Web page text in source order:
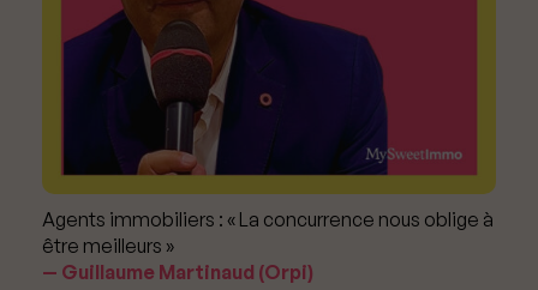
Agents immobiliers : « La concurrence nous oblige à
être meilleurs »
Guillaume Martinaud (Orpi)